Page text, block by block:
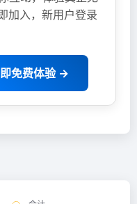
加入，新用户登录
免费体验 →